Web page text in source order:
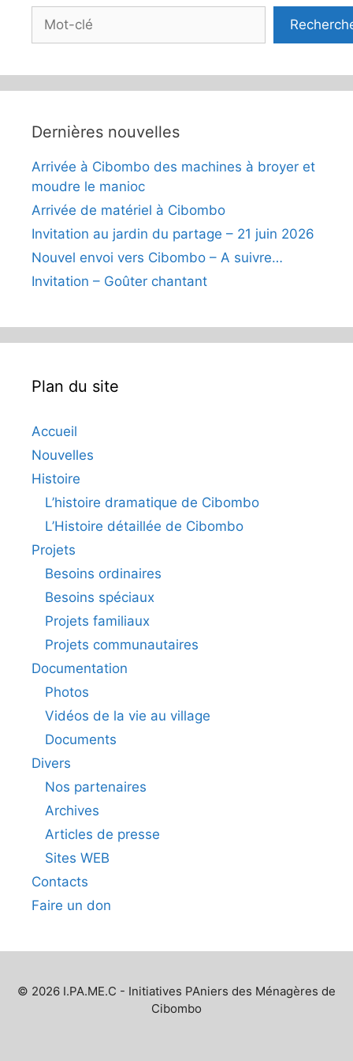
Rechercher
Dernières nouvelles
Arrivée à Cibombo des machines à broyer et
moudre le manioc
Arrivée de matériel à Cibombo
Invitation au jardin du partage – 21 juin 2026
Nouvel envoi vers Cibombo – A suivre…
Invitation – Goûter chantant
Plan du site
Accueil
Nouvelles
Histoire
L’histoire dramatique de Cibombo
L’Histoire détaillée de Cibombo
Projets
Besoins ordinaires
Besoins spéciaux
Projets familiaux
Projets communautaires
Documentation
Photos
Vidéos de la vie au village
Documents
Divers
Nos partenaires
Archives
Articles de presse
Sites WEB
Contacts
Faire un don
© 2026 I.PA.ME.C - Initiatives PAniers des Ménagères de
Cibombo